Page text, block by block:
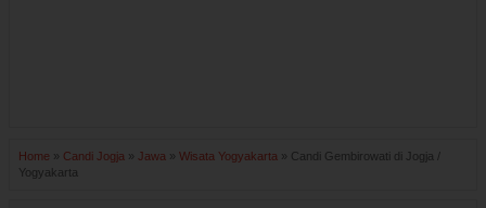
Home » Candi Jogja » Jawa » Wisata Yogyakarta » Candi Gembirowati di Jogja /
Yogyakarta